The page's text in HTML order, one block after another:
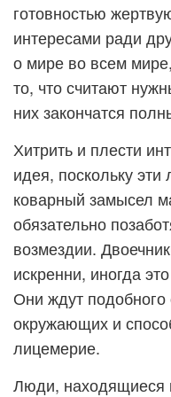
готовностью
интересами ради
о мире во всем
то, что считают
них закончатся
Хитрить и плести
идея, поскольку
коварный замысел
обязательно
возмездии.
искренни, иногда
Они ждут
окружающих и
лицемерие.
Люди, находящиеся